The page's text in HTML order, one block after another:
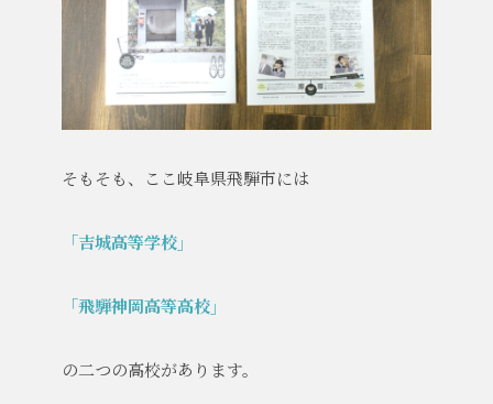
そもそも、ここ岐阜県飛騨市には
「吉城高等学校」
「飛騨神岡高等高校」
の二つの高校があります。